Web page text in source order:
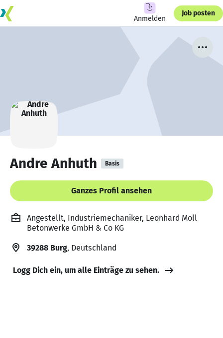
Anmelden
Job posten
Andre Anhuth Basis
Ganzes Profil ansehen
Angestellt, Industriemechaniker, Leonhard Moll
Betonwerke GmbH & Co KG
39288 Burg, Deutschland
Logg Dich ein, um alle Einträge zu sehen.